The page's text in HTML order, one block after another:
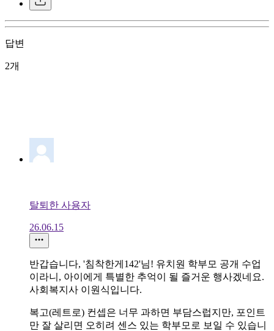
답변
2개
탈퇴한 사용자
26.06.15
반갑습니다, '침착한게142'님! 유치원 학부모 공개 수업
이라니, 아이에게 특별한 추억이 될 즐거운 행사겠네요.
사회복지사 이원식입니다.
복고(레트로) 컨셉은 너무 과하면 부담스럽지만, 포인트
만 잘 살리면 오히려 센스 있는 학부모로 보일 수 있습니